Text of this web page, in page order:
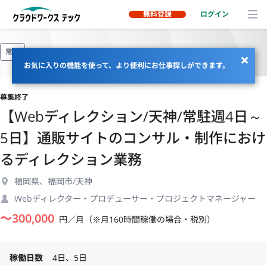
無料登録 ログイン
お気に入りの機能を使って、より便利にお仕事探しができます。
常駐
募集終了
【Webディレクション/天神/常駐週4日～
5日】通販サイトのコンサル・制作におけ
るディレクション業務
福岡県、福岡市/天神
Webディレクター・プロデューサー・プロジェクトマネージャー
〜300,000 円／月（※月160時間稼働の場合・税別）
稼働日数
4日、5日